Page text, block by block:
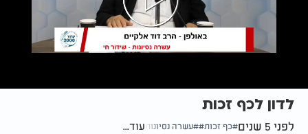
לדון לכף זכות
לפני 5 שנים כף זכות עשרה נסיונות עוד...